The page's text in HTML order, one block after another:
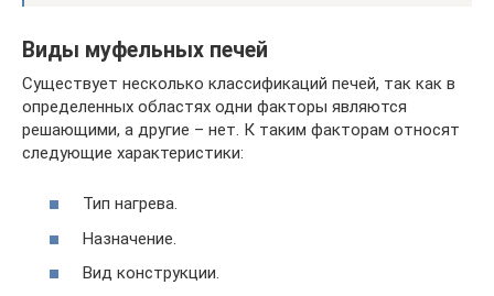
Виды муфельных печей
Существует несколько классификаций печей, так как в
определенных областях одни факторы являются
решающими, а другие – нет. К таким факторам относят
следующие характеристики:
Тип нагрева.
Назначение.
Вид конструкции.